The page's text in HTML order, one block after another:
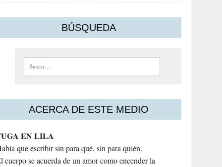
BÚSQUEDA
Buscar:
ACERCA DE ESTE MEDIO
EN LILA
que escribir sin para qué, sin para quién.
cuerpo se acuerda de un amor como encender la